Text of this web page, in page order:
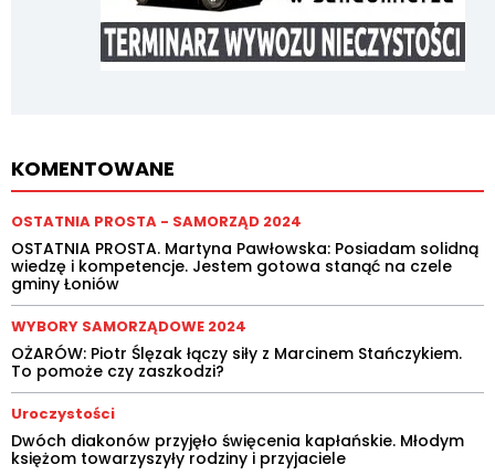
KOMENTOWANE
OSTATNIA PROSTA - SAMORZĄD 2024
OSTATNIA PROSTA. Martyna Pawłowska: Posiadam solidną
wiedzę i kompetencje. Jestem gotowa stanąć na czele
gminy Łoniów
WYBORY SAMORZĄDOWE 2024
OŻARÓW: Piotr Ślęzak łączy siły z Marcinem Stańczykiem.
To pomoże czy zaszkodzi?
Uroczystości
Dwóch diakonów przyjęło święcenia kapłańskie. Młodym
księżom towarzyszyły rodziny i przyjaciele